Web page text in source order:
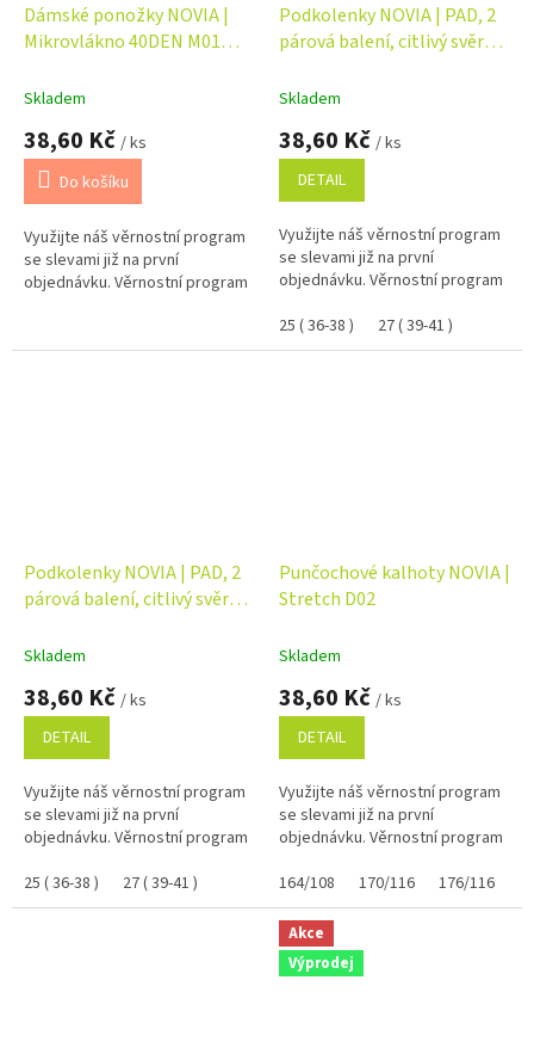
Dámské ponožky NOVIA |
Mikrovlákno 40DEN M01
Skladem
38,60 Kč / ks
Do košíku
Využijte náš věrnostní program
se slevami již na první
objednávku. Věrnostní program
Podkolenky NOVIA | PAD, 2
párová balení, citlivý svěr
Skladem
38,60 Kč / ks
DETAIL
Využijte náš věrnostní program
se slevami již na první
objednávku. Věrnostní program
25 ( 36-38 )
27 ( 39-41 )
Podkolenky NOVIA | PAD, 2
párová balení, citlivý svěr
Skladem
38,60 Kč / ks
DETAIL
Využijte náš věrnostní program
se slevami již na první
objednávku. Věrnostní program
25 ( 36-38 )
27 ( 39-41 )
Punčochové kalhoty NOVIA |
Stretch D02
Skladem
38,60 Kč / ks
DETAIL
Využijte náš věrnostní program
se slevami již na první
objednávku. Věrnostní program
164/108
170/116 176/116
Akce
Výprodej